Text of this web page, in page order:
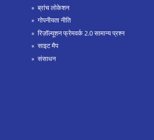
ब्रांच लोकेशन
गोपनीयता नीति
रिज़ॉल्यूशन फ्रेमवर्क 2.0 सामान्य प्रश्न
साइट मैप
संसाधन